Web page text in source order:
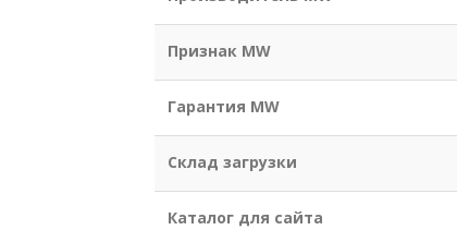
Признак MW
Гарантия MW
Склад загрузки
Каталог для сайта